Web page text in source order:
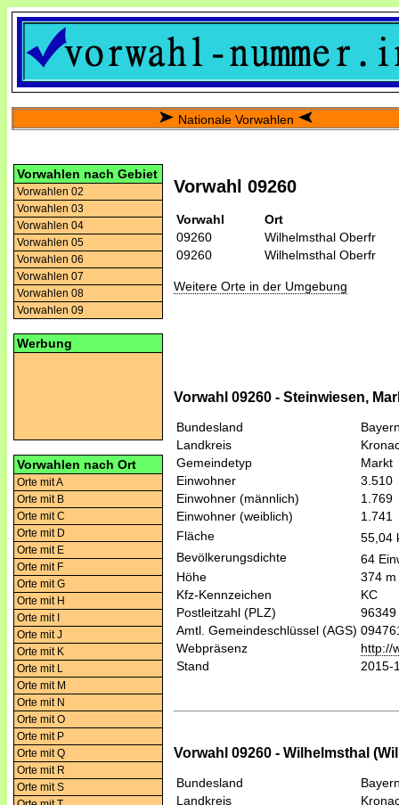
Nationale Vorwahlen
Vorwahlen nach Gebiet
Vorwahlen 02
Vorwahlen 03
Vorwahlen 04
Vorwahlen 05
Vorwahlen 06
Vorwahlen 07
Vorwahlen 08
Vorwahlen 09
Werbung
Vorwahlen nach Ort
Orte mit A
Orte mit B
Orte mit C
Orte mit D
Orte mit E
Orte mit F
Orte mit G
Orte mit H
Orte mit I
Orte mit J
Orte mit K
Orte mit L
Orte mit M
Orte mit N
Orte mit O
Orte mit P
Orte mit Q
Orte mit R
Orte mit S
Vorwahl 09260
Vorwahl
Ort
09260
Wilhelmsthal Oberfr
09260
Wilhelmsthal Oberfr
Weitere Orte in der Umgebung
Vorwahl 09260 - Steinwiesen,
Bundesland
Landkreis
Gemeindetyp
Markt
Einwohner
3.510
Einwohner (männlich)
1.769
Einwohner (weiblich)
1.741
Fläche
55,04
Bevölkerungsdichte
64
Höhe
374 m
Kfz-Kennzeichen
KC
Postleitzahl (PLZ)
96349
Amtl. Gemeindeschlüssel (AGS)
Webpräsenz
http://
Stand
2015-
Vorwahl 09260 - Wilhelmsthal
Bundesland
Landkreis